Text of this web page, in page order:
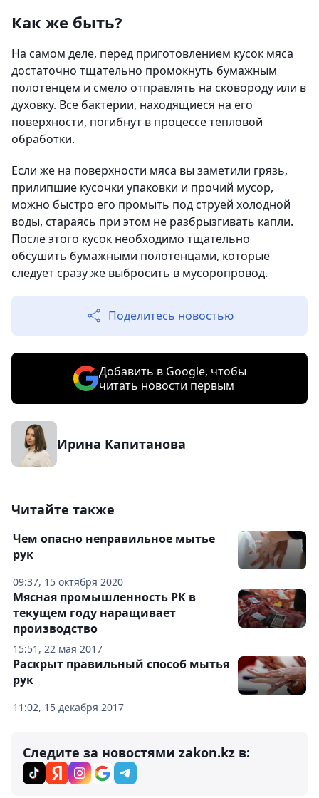
Как же быть?
На самом деле, перед приготовлением кусок мяса
достаточно тщательно промокнуть бумажным
полотенцем и смело отправлять на сковороду или в
духовку. Все бактерии, находящиеся на его
поверхности, погибнут в процессе тепловой
обработки.
Если же на поверхности мяса вы заметили грязь,
прилипшие кусочки упаковки и прочий мусор,
можно быстро его промыть под струей холодной
воды, стараясь при этом не разбрызгивать капли.
После этого кусок необходимо тщательно
обсушить бумажными полотенцами, которые
следует сразу же выбросить в мусоропровод.
Поделитесь новостью
Добавить в Google, чтобы
читать новости первым
Ирина Капитанова
Читайте также
09:37, 15 октября 2020
Чем опасно неправильное мытье
рук
15:51, 22 мая 2017
Мясная промышленность РК в
текущем году наращивает
производство
11:02, 15 декабря 2017
Раскрыт правильный способ мытья
рук
Следите за новостями zakon.kz в: